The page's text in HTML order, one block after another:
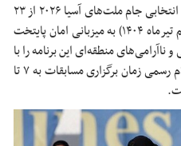
قرار بود دیدارهای گروه نخست مرحله انتخابی جام ملت‌های آسیا ۲۰۲۶ از ۲۳
ژوئن تا ۵ جولای ۲۰۲۵ (دوم تا چهاردهم تیرماه ۱۴۰۴) به میزبانی امان پایتخت
ناآرامی‌های منطقه‌ای این برنامه را با
تغییر مواجه کرد. بر اساس آخرین اعلام رسمی زمان برگزاری مسابقات به ۷ تا